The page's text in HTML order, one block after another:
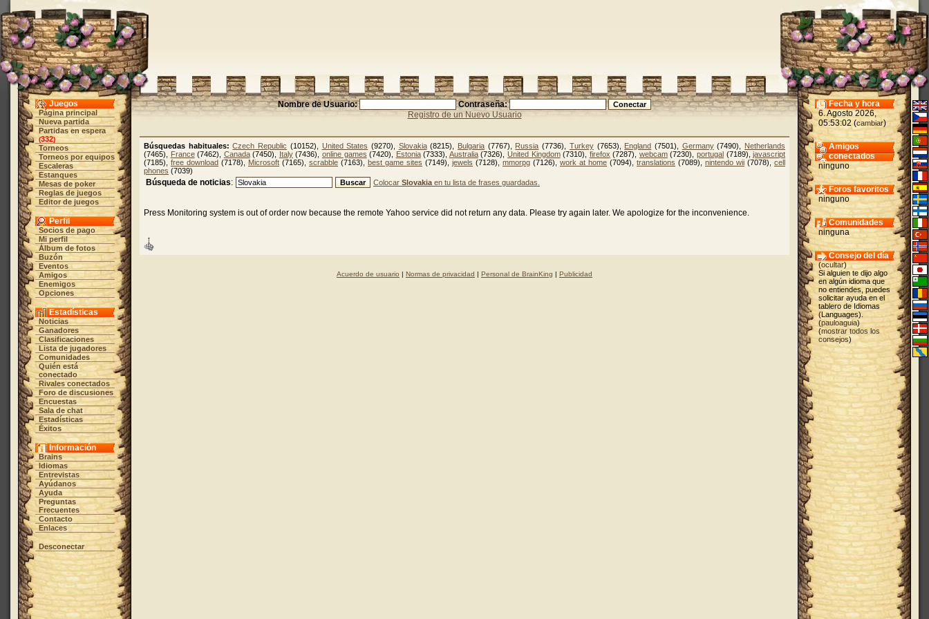
Juegos
Página principal
Nueva partida
Partidas en espera
(332)
Torneos
Torneos por equipos
Escaleras
Estanques
Mesas de poker
Reglas de juegos
Editor de juegos
Perfil
Socios de pago
Mi perfil
Álbum de fotos
Buzón
Eventos
Amigos
Enemigos
Opciones
Estadísticas
Noticias
Ganadores
Clasificaciones
Lista de jugadores
Comunidades
Quién está
conectado
Rivales conectados
Foro de discusiones
Encuestas
Sala de chat
Estadísticas
Éxitos
Información
Brains
Idiomas
Entrevistas
Ayúdanos
Ayuda
Preguntas
Frecuentes
Contacto
Enlaces
Desconectar
Nombre de Usuario:
Contraseña:
Registro de un Nuevo Usuario
Búsquedas habituales: Czech Republic (10152), United States (9270), Slovakia(8215), Bulgaria (7767), Russia (7736), Turkey(7653), England (7501), Germany(7490), Netherlands
(7465),
France(7462), Canada(7450), Italy(7436), online games (7420), Estonia(7333), Australia(7326), United Kingdom(7310), firefox (7287), webcam(7230), portugal (7189),javascript
(7185), free download (7178), Microsoft (7165), scrabble (7163), best game sites (7149), jewels (7128), mmorpg (7126), work at home (7094), translations (7089), nintendo wii (7078), cell
phones (7039)
Búsqueda de noticias: Colocar Slovakia en tu lista de frases guardadas.
Press Monitoring system is out of order now because the remote Yahoo service did not return any data. Please try again later. We apologize for the inconvenience.
Acuerdo de usuario | Normas de privacidad | Personal de BrainKing | Publicidad
Fecha y hora
6. Agosto 2026,
05:53:02 (cambiar)
Amigos
conectados
ninguno
Foros favoritos
ninguno
Comunidades
ninguna
Consejo del día
(ocultar)
Si alguien te dijo algo
en algún idioma que
no entiendes, puedes
solicitar ayuda en el
tablero de Idiomas
(Languages).
(pauloaguia)
(mostrar todos los
consejos)